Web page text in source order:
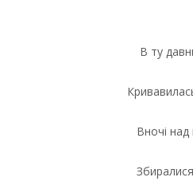
В ту давню ніч
Кривавилась
Вночі над
Збиралися